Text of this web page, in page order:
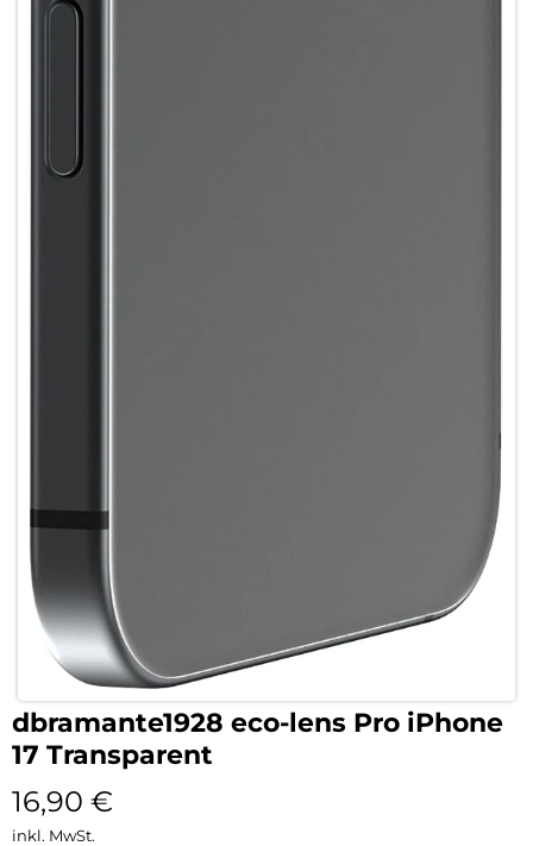
dbramante1928 eco-lens Pro iPhone
17 Transparent
16,90 €
inkl. MwSt.